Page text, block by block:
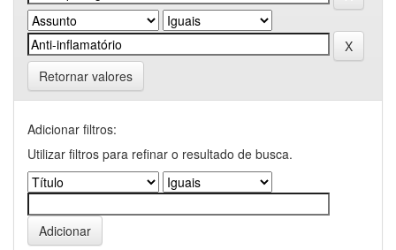
Retornar valores
Adicionar filtros:
Utilizar filtros para refinar o resultado de busca.